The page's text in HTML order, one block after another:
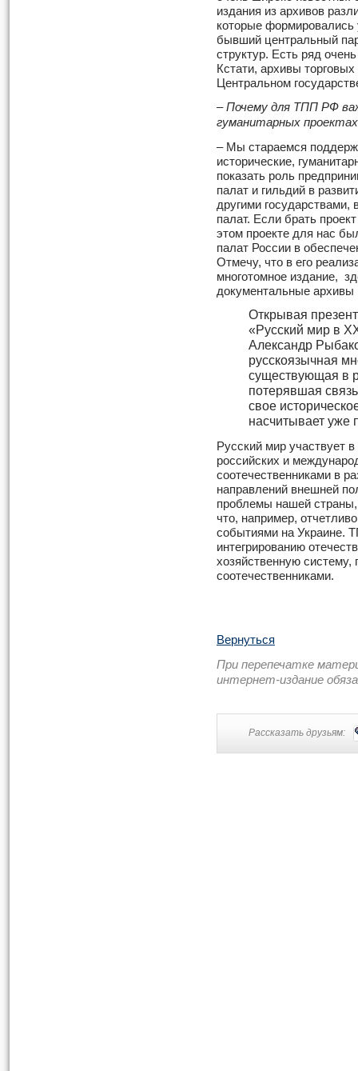
издания из архивов
которые формировались
бывший центральный
структур. Есть ряд
Кстати, архивы
Центральном
– Почему для ТПП РФ
гуманитарных
– Мы стараемся
исторические,
показать роль
палат и гильдий в
другими государствами,
палат. Если брать
этом проекте для нас
палат России в
Отмечу, что в его
многотомное издание,
документальные архивы
Открывая
«Русский мир в
Александр
русскоязычная
существующая в
потерявшая
свое
насчитывает уже
Русский мир участвует
российских и
соотечественниками в
направлений внешней
проблемы нашей страны,
что, например,
событиями на Украине.
интегрированию
хозяйственную систему,
соотечественниками.
Вернуться
При перепечатке
интернет-издание
Рассказать друзьям: